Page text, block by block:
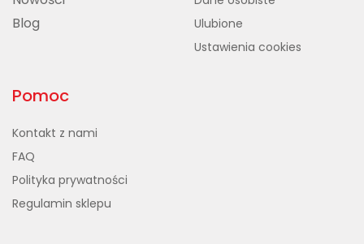
Blog
Ulubione
Ustawienia cookies
Pomoc
Kontakt z nami
FAQ
Polityka prywatności
Regulamin sklepu